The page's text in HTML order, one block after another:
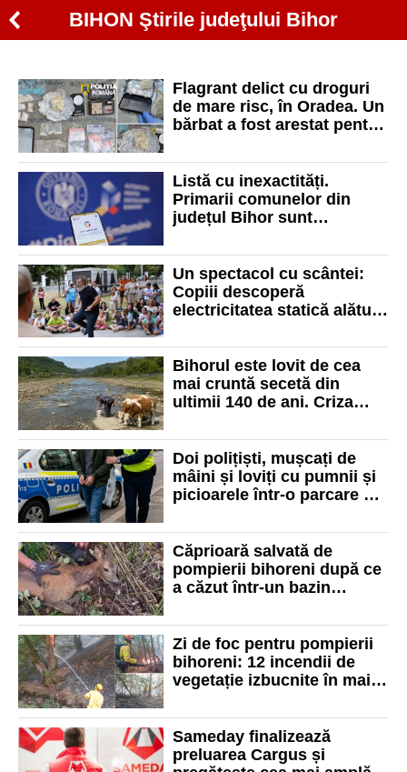
BIHON Ştirile judeţului Bihor
Flagrant delict cu droguri
de mare risc, în Oradea. Un
bărbat a fost arestat pentru
Listă cu inexactități.
Primarii comunelor din
județul Bihor sunt
vicepremierului Gheorghiu
Un spectacol cu scântei:
Copiii descoperă
electricitatea statică alături
Bihorul este lovit de cea
mai cruntă secetă din
ultimii 140 de ani. Criza
până în octombrie
Doi polițiști, mușcați de
mâini și loviți cu pumnii și
picioarele într-o parcare din
arestat
Căprioară salvată de
pompierii bihoreni după ce
a căzut într-un bazin
Zi de foc pentru pompierii
bihoreni: 12 incendii de
vegetație izbucnite în mai
Sameday finalizează
preluarea Cargus și